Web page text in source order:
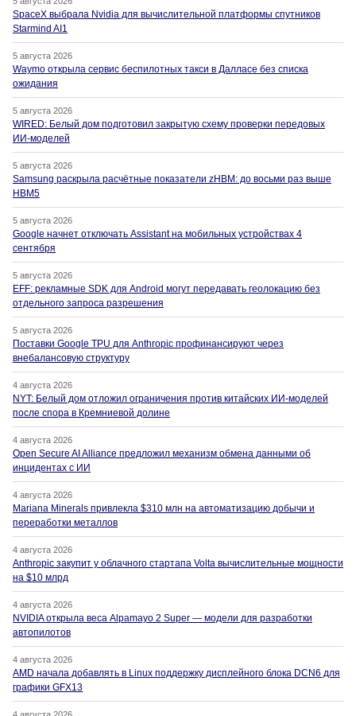
SpaceX выбрала Nvidia для вычислительной платформы спутников
Starmind AI1
5 августа 2026
Waymo открыла сервис беспилотных такси в Далласе без списка
ожидания
5 августа 2026
WIRED: Белый дом подготовил закрытую схему проверки передовых
ИИ-моделей
5 августа 2026
Samsung раскрыла расчётные показатели zHBM: до восьми раз выше
HBM5
5 августа 2026
Google начнет отключать Assistant на мобильных устройствах 4
сентября
5 августа 2026
EFF: рекламные SDK для Android могут передавать геолокацию без
отдельного запроса разрешения
5 августа 2026
Поставки Google TPU для Anthropic профинансируют через
внебалансовую структуру
4 августа 2026
NYT: Белый дом отложил ограничения против китайских ИИ-моделей
после спора в Кремниевой долине
4 августа 2026
Open Secure AI Alliance предложил механизм обмена данными об
инцидентах с ИИ
4 августа 2026
Mariana Minerals привлекла $310 млн на автоматизацию добычи и
переработки металлов
4 августа 2026
Anthropic закупит у облачного стартапа Volta вычислительные мощности
на $10 млрд
4 августа 2026
NVIDIA открыла веса Alpamayo 2 Super — модели для разработки
автопилотов
4 августа 2026
AMD начала добавлять в Linux поддержку дисплейного блока DCN6 для
графики GFX13